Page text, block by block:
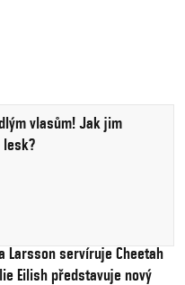
vlasům! Jak jim
lesk?
Larsson servíruje Cheetah
Eilish představuje nový